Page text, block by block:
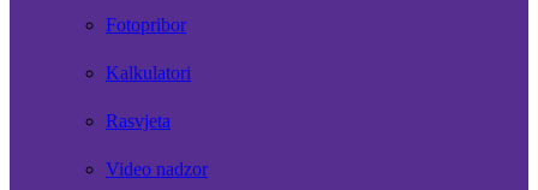
Fotopribor
Kalkulatori
Rasvjeta
Video nadzor